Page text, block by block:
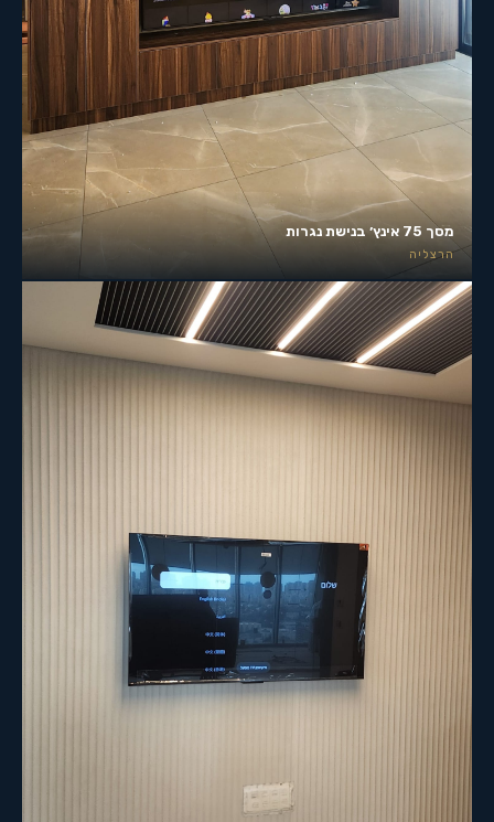
מסך 75 אינץ׳ בנישת נגרות
הרצליה